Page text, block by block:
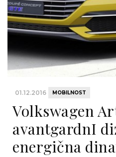
01.12.2016 MOBILNOST
Volkswagen
avantgardnI
energična